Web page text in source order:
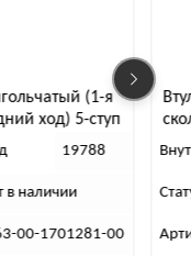
Втулка подшипника
скольжения 3-й
ступ “Даймос”
Внутренний код
Статус В
Артикул 3163-00-